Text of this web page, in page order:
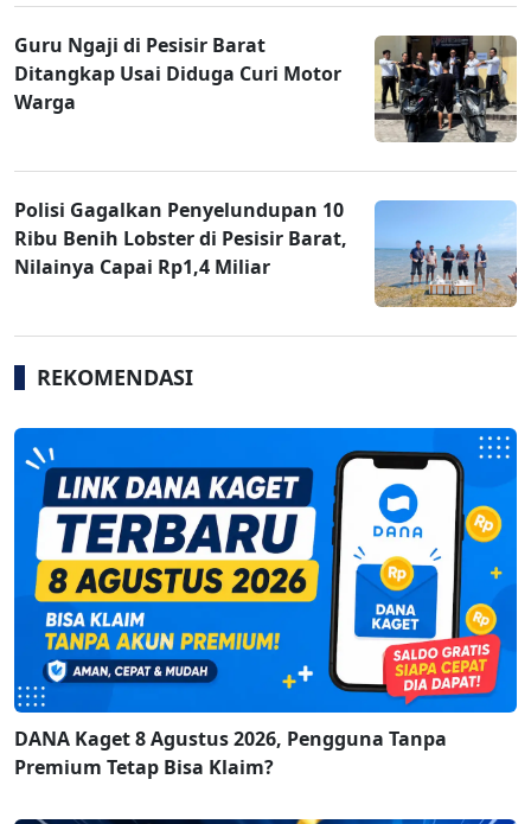
Guru Ngaji di Pesisir Barat
Ditangkap Usai Diduga Curi Motor
Warga
Polisi Gagalkan Penyelundupan 10
Ribu Benih Lobster di Pesisir Barat,
Nilainya Capai Rp1,4 Miliar
REKOMENDASI
DANA Kaget 8 Agustus 2026, Pengguna Tanpa
Premium Tetap Bisa Klaim?